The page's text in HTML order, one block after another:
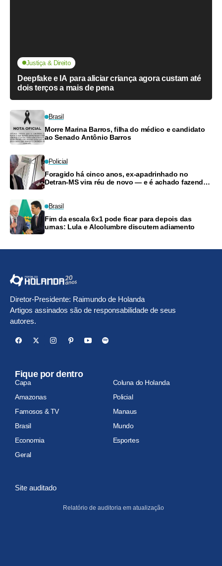
Justiça & Direito
Deepfake e IA para aliciar criança agora custam até
dois terços a mais de pena
Brasil
Morre Marina Barros, filha do médico e candidato
ao Senado Antônio Barros
Policial
Foragido há cinco anos, ex-apadrinhado no
Detran-MS vira réu de novo — e é achado fazendo
Brasil
Fim da escala 6x1 pode ficar para depois das
urnas: Lula e Alcolumbre discutem adiamento
Diretor-Presidente: Raimundo de Holanda
Artigos assinados são de responsabilidade de seus
autores.
Fique por dentro
Capa
Coluna do Holanda
Amazonas
Policial
Famosos & TV
Manaus
Brasil
Mundo
Economia
Esportes
Geral
Site auditado
Relatório de auditoria em atualização